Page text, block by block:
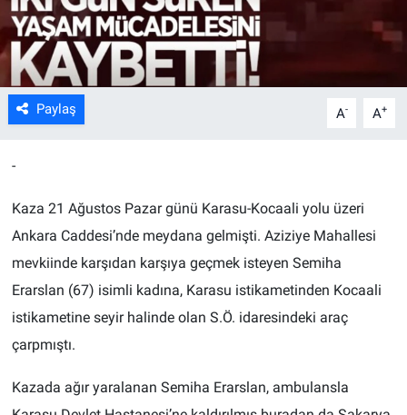
Paylaş A- A+
-
Kaza 21 Ağustos Pazar günü Karasu-Kocaali yolu üzeri
Ankara Caddesi’nde meydana gelmişti. Aziziye Mahallesi
mevkiinde karşıdan karşıya geçmek isteyen Semiha
Erarslan (67) isimli kadına, Karasu istikametinden Kocaali
istikametine seyir halinde olan S.Ö. idaresindeki araç
çarpmıştı.
Kazada ağır yaralanan Semiha Erarslan, ambulansla